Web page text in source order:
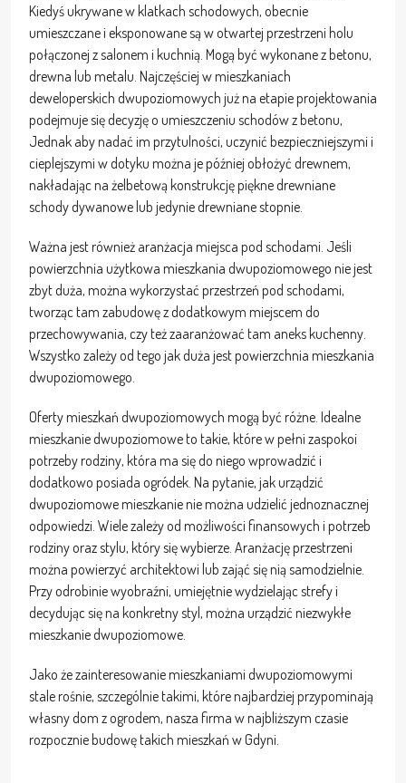
Kiedyś ukrywane w klatkach schodowych, obecnie
umieszczane i eksponowane są w otwartej przestrzeni holu
połączonej z salonem i kuchnią. Mogą być wykonane z betonu,
drewna lub metalu. Najczęściej w mieszkaniach
deweloperskich dwupoziomowych już na etapie projektowania
podejmuje się decyzję o umieszczeniu schodów z betonu,
Jednak aby nadać im przytulności, uczynić bezpieczniejszymi i
cieplejszymi w dotyku można je później obłożyć drewnem,
nakładając na żelbetową konstrukcję piękne drewniane
schody dywanowe lub jedynie drewniane stopnie.
Ważna jest również aranżacja miejsca pod schodami. Jeśli
powierzchnia użytkowa mieszkania dwupoziomowego nie jest
zbyt duża, można wykorzystać przestrzeń pod schodami,
tworząc tam zabudowę z dodatkowym miejscem do
przechowywania, czy też zaaranżować tam aneks kuchenny.
Wszystko zależy od tego jak duża jest powierzchnia mieszkania
dwupoziomowego.
Oferty mieszkań dwupoziomowych mogą być różne. Idealne
mieszkanie dwupoziomowe to takie, które w pełni zaspokoi
potrzeby rodziny, która ma się do niego wprowadzić i
dodatkowo posiada ogródek. Na pytanie, jak urządzić
dwupoziomowe mieszkanie nie można udzielić jednoznacznej
odpowiedzi. Wiele zależy od możliwości finansowych i potrzeb
rodziny oraz stylu, który się wybierze. Aranżację przestrzeni
można powierzyć architektowi lub zająć się nią samodzielnie.
Przy odrobinie wyobraźni, umiejętnie wydzielając strefy i
decydując się na konkretny styl, można urządzić niezwykłe
mieszkanie dwupoziomowe.
Jako że zainteresowanie mieszkaniami dwupoziomowymi
stale rośnie, szczególnie takimi, które najbardziej przypominają
własny dom z ogrodem, nasza firma w najbliższym czasie
rozpocznie budowę takich mieszkań w Gdyni.